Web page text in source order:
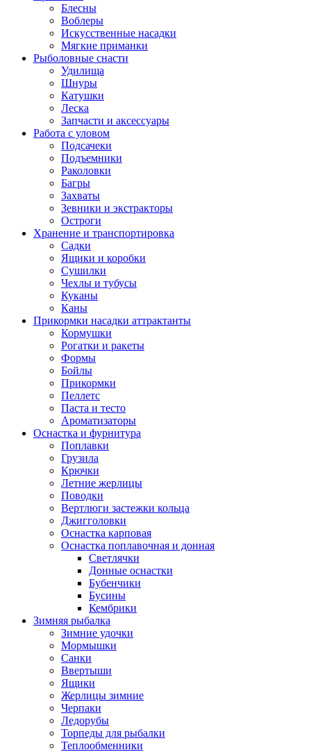
Блесны
Воблеры
Искусственные насадки
Мягкие приманки
Рыболовные снасти
Удилища
Шнуры
Катушки
Леска
Запчасти и аксессуары
Работа с уловом
Подсачеки
Подъемники
Раколовки
Багры
Захваты
Зевники и экстракторы
Остроги
Хранение и транспортировка
Садки
Ящики и коробки
Сушилки
Чехлы и тубусы
Куканы
Каны
Прикормки насадки аттрактанты
Кормушки
Рогатки и ракеты
Формы
Бойлы
Прикормки
Пеллетс
Паста и тесто
Ароматизаторы
Оснастка и фурнитура
Поплавки
Грузила
Крючки
Летние жерлицы
Поводки
Вертлюги застежки кольца
Джигголовки
Оснастка карповая
Оснастка поплавочная и донная
Светлячки
Донные оснастки
Бубенчики
Бусины
Кембрики
Зимняя рыбалка
Зимние удочки
Мормышки
Санки
Ввертыши
Ящики
Жерлицы зимние
Черпаки
Ледорубы
Торпеды для рыбалки
Теплообменники